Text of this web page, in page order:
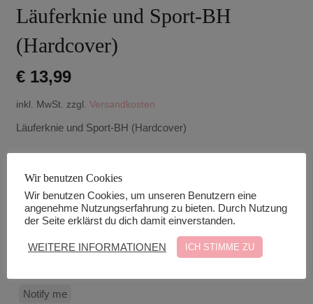
Läuferknie und Sport-BH
(Hardcover)
€13,99
inkl. MwSt. zzgl. Versandkosten
Läuferknie und Sport-BH (Hardcover)
Nicht vorrätig
Sofort informiert werden, sobald die Ware
Notify me
Wir benutzen Cookies
Wir benutzen Cookies, um unseren Benutzern eine
angenehme Nutzungserfahrung zu bieten. Durch Nutzung
der Seite erklärst du dich damit einverstanden.
WEITERE INFORMATIONEN ICH STIMME ZU